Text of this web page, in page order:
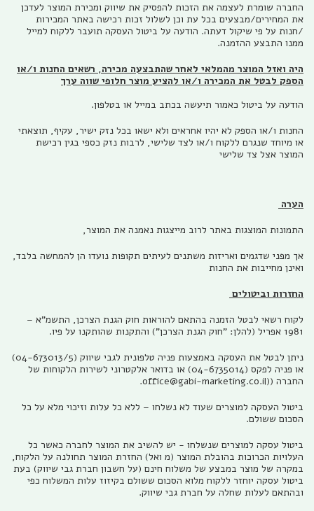
החברה שומרת לעצמה את הזכות להפסיק את שיווק ומכירת המוצר לעדכן
את המחירים/מבצעים בכל עת וכן לשלול זכות רכישה באתר המכירות
/חנות על פי שיקול דעתה. הודעה על ביטול העסקה תועבר ללקוח למייל
ממנו התבצע ההזמנה.
היה ואזל המוצר מהמלאי לאחר שהתבצעה מכירה, רשאים החנות ו/או
הספק לבטל את המכירה ו/או להציע מוצר חלופי שווה ערך
הודעה על ביטול כאמור תיעשה בכתב במייל או בטלפון.
החנות ו/או הספק לא יהיו אחראים ולא ישאו בכל נזק ישיר, עקיף, תוצאתי
או מיוחד שנגרם ללקוח ו/או לצד שלישי, לרבות נזק כספי בגין רכישת
המוצר אצל צד שלישי
הערה
התמונות המוצגות באתר לרוב מייצגות נאמנה את המוצר,
אך מפני שדגמים ואריזות משתנים לעיתים תקופות נועדו הן להמחשה בלבד,
ואינן מחייבות את החנות
החזרות וביטולים
לקוח רשאי לבטל הזמנה בהתאם להוראות חוק הגנת הצרכן, התשמ"א –
1981 אפריל (להלן: "חוק הגנת הצרכן") והתקנות שהותקנו על פיו.
ניתן לבטל את העסקה באמצעות פניה טלפונית לגבי שיווק (04-673013/5)
או פניה לפקס (04-6735014) או בדואר אלקטרוני לשירות הלקוחות של
החברה ((office@gabi-marketing.co.il.
ביטול העסקה למוצרים שעוד לא נשלחו – ללא כל עלות וזיכוי מלא על כל
הסכום ששולם.
ביטול עסקה למוצרים שנשלחו - יש להשיב את המוצר לחברה כאשר כל
העלויות הכרוכות בהובלת המוצר (מ ואל) החזרת המוצר תחולנה על הלקוח,
במקרה של מוצר במבצע של משלוח חינם (על חשבון חברת גבי שיווק) בעת
ביטול עסקה יוחזר ללקוח מלוא הסכום ששולם בקיזוז עלות המשלוח כפי
ובהתאם לעלות שחלה על חברת גבי שיווק.